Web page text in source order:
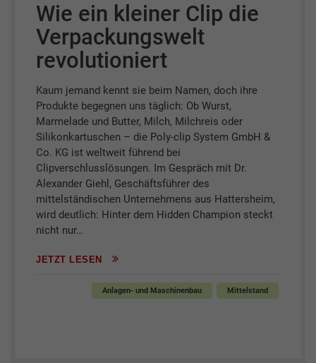
Wie ein kleiner Clip die
Verpackungswelt
revolutioniert
Kaum jemand kennt sie beim Namen, doch ihre
Produkte begegnen uns täglich: Ob Wurst,
Marmelade und Butter, Milch, Milchreis oder
Silikonkartuschen – die Poly-clip System GmbH &
Co. KG ist weltweit führend bei
Clipverschlusslösungen. Im Gespräch mit Dr.
Alexander Giehl, Geschäftsführer des
mittelständischen Unternehmens aus Hattersheim,
wird deutlich: Hinter dem Hidden Champion steckt
nicht nur…
JETZT LESEN
Anlagen- und Maschinenbau Mittelstand